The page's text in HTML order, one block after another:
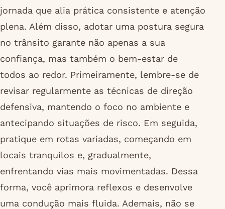
jornada que alia prática consistente e atenção
plena. Além disso, adotar uma postura segura
no trânsito garante não apenas a sua
confiança, mas também o bem-estar de
todos ao redor. Primeiramente, lembre-se de
revisar regularmente as técnicas de direção
defensiva, mantendo o foco no ambiente e
antecipando situações de risco. Em seguida,
pratique em rotas variadas, começando em
locais tranquilos e, gradualmente,
enfrentando vias mais movimentadas. Dessa
forma, você aprimora reflexos e desenvolve
uma condução mais fluida. Ademais, não se